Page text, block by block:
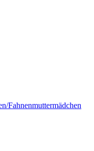
Fahnenmuttermädchen